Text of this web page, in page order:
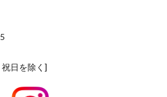
日を除く]